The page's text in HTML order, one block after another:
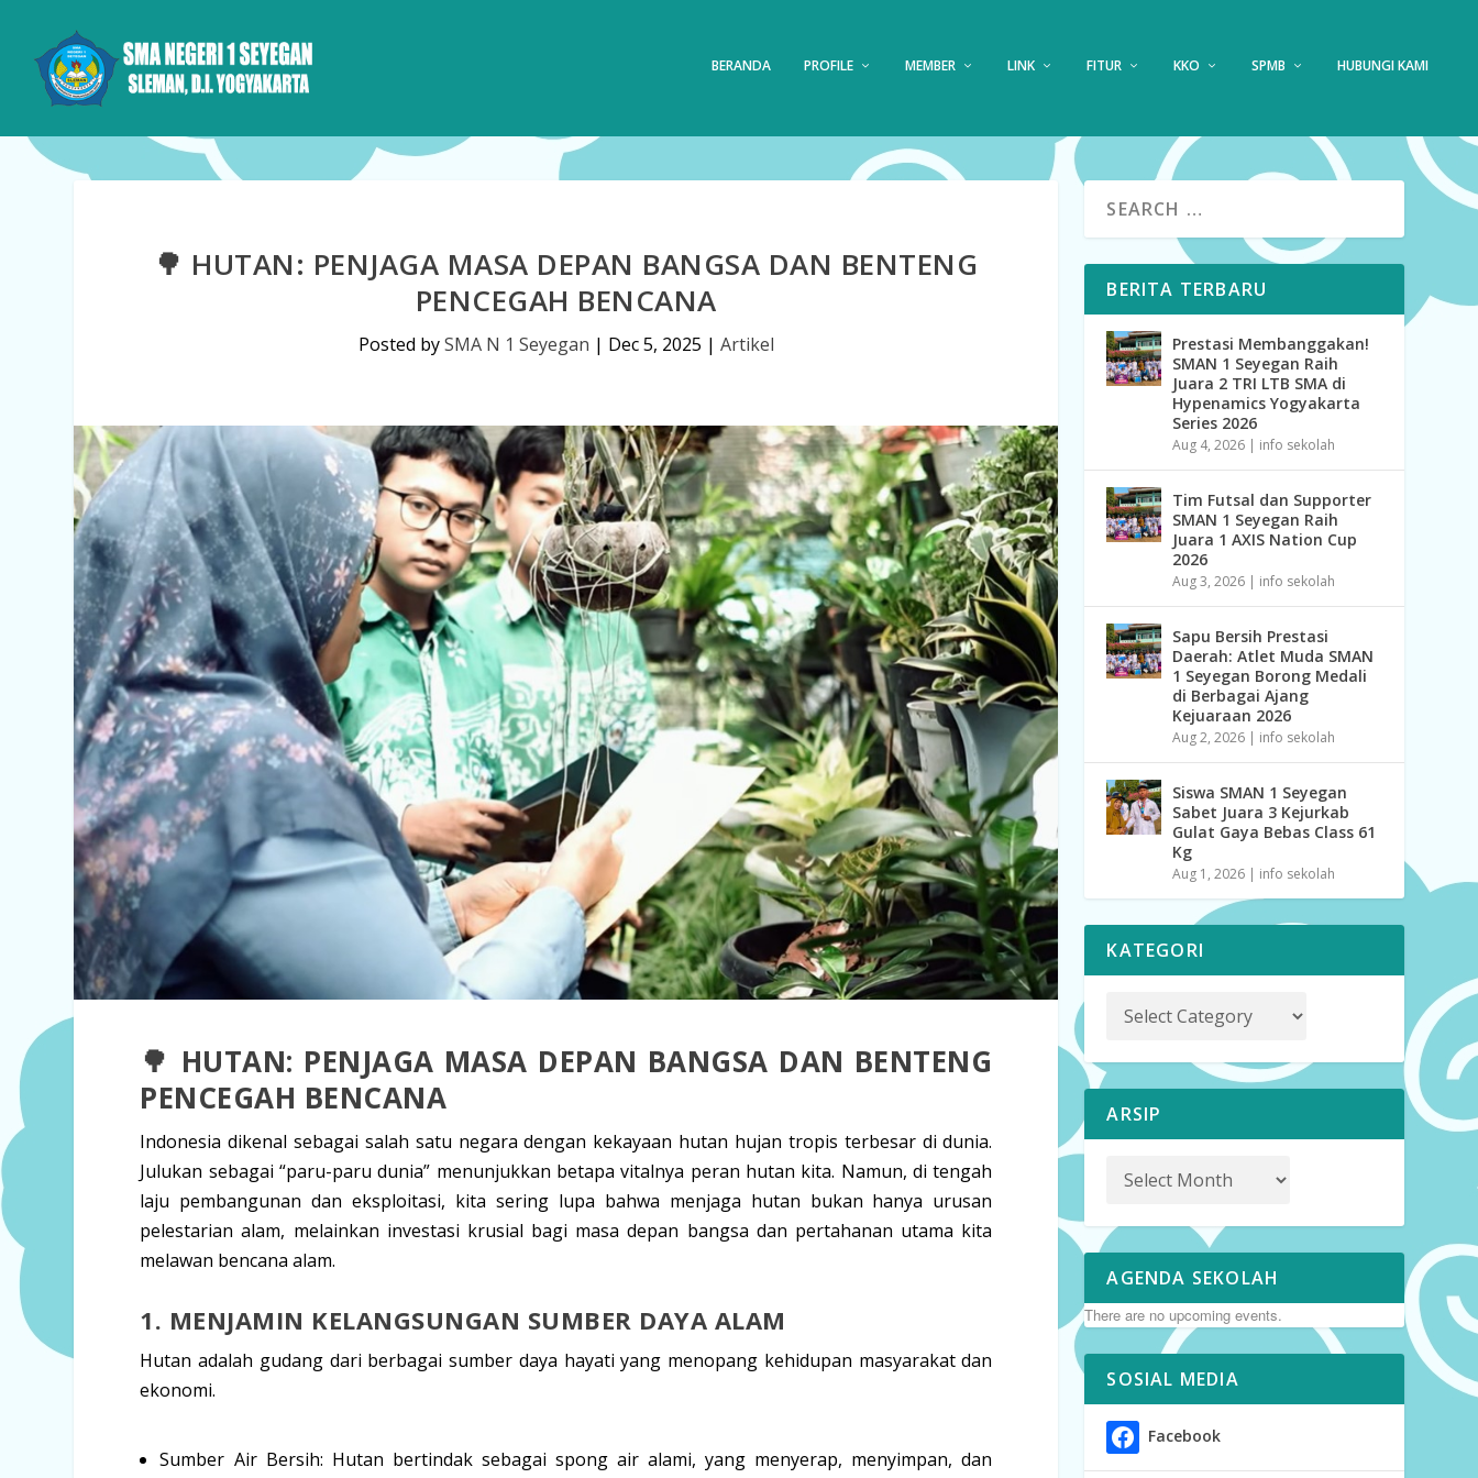
BERANDA PROFILE MEMBER LINK FITUR KKO SPMB HUBUNGI KAMI
🌳 HUTAN: PENJAGA MASA DEPAN BANGSA DAN BENTENG
PENCEGAH BENCANA
Posted bySMA N 1 Seyegan | Dec 5, 2025 | Artikel
🌳 HUTAN: PENJAGA MASA DEPAN BANGSA DAN BENTENG
PENCEGAH BENCANA
Indonesia dikenal sebagai salah satu negara dengan kekayaan hutan hujan tropis terbesar di dunia.
Julukan sebagai “paru-paru dunia” menunjukkan betapa vitalnya peran hutan kita. Namun, di tengah
laju pembangunan dan eksploitasi, kita sering lupa bahwa menjaga hutan bukan hanya urusan
pelestarian alam, melainkan investasi krusial bagi masa depan bangsa dan pertahanan utama kita
melawan bencana alam.
1. MENJAMIN KELANGSUNGAN SUMBER DAYA ALAM
Hutan adalah gudang dari berbagai sumber daya hayati yang menopang kehidupan masyarakat dan
ekonomi.
Sumber Air Bersih: Hutan bertindak sebagai spong air alami, yang menyerap, menyimpan, dan
BERITA TERBARU
Prestasi Membanggakan!
SMAN 1 Seyegan Raih
Juara 2 TRI LTB SMA di
Hypenamics Yogyakarta
Series 2026
Aug 4, 2026 | info sekolah
Tim Futsal dan Supporter
SMAN 1 Seyegan Raih
Juara 1 AXIS Nation Cup
2026
Aug 3, 2026 | info sekolah
Sapu Bersih Prestasi
Daerah: Atlet Muda SMAN
1 Seyegan Borong Medali
di Berbagai Ajang
Kejuaraan 2026
Aug 2, 2026 | info sekolah
Siswa SMAN 1 Seyegan
Sabet Juara 3 Kejurkab
Gulat Gaya Bebas Class 61
Kg
Aug 1, 2026 | info sekolah
KATEGORI
ARSIP
AGENDA SEKOLAH
There are no upcoming events.
SOSIAL MEDIA
Facebook